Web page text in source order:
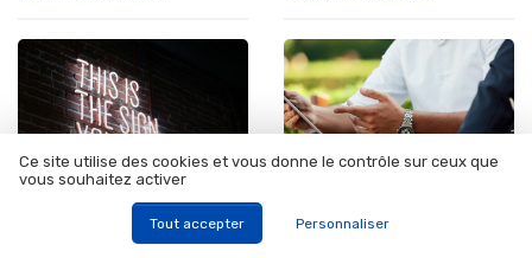
Ce site utilise des cookies et vous donne le contrôle sur ceux que
vous souhaitez activer
Tout accepter Personnaliser